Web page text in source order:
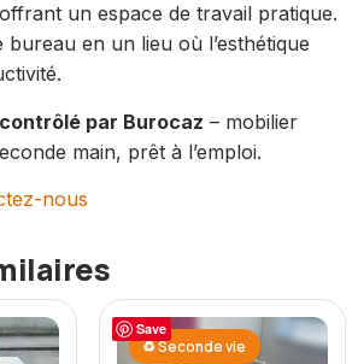
un espace de travail pratique.
en un lieu où l’esthétique
par Burocaz – mobilier
main, prêt à l’emploi.
nous
Save
♻ Seconde vie